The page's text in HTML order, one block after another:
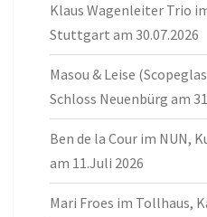
Klaus Wagenleiter Trio
Stuttgart am 30.07.2026
Masou & Leise
Schloss Neuenbürg am
Ben de la Cour im NUN,
am 11.Juli 2026
Mari Froes im Tollhaus,